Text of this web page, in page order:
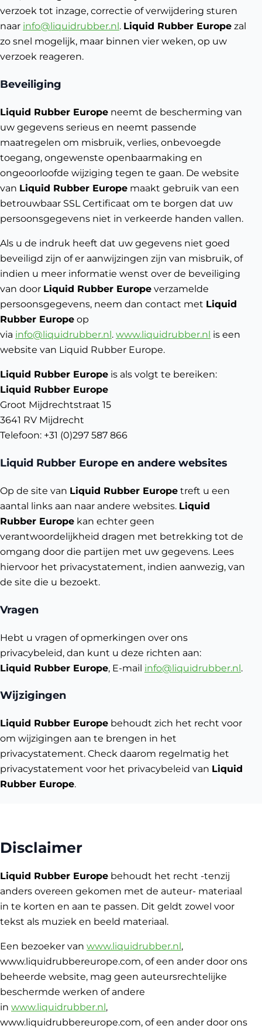
verzoek tot inzage, correctie of verwijdering sturen
naar info@liquidrubber.nl. Liquid Rubber Europe zal
zo snel mogelijk, maar binnen vier weken, op uw
verzoek reageren.
Beveiliging
Liquid Rubber Europe neemt de bescherming van
uw gegevens serieus en neemt passende
maatregelen om misbruik, verlies, onbevoegde
toegang, ongewenste openbaarmaking en
ongeoorloofde wijziging tegen te gaan. De website
van Liquid Rubber Europe maakt gebruik van een
betrouwbaar SSL Certificaat om te borgen dat uw
persoonsgegevens niet in verkeerde handen vallen.
Als u de indruk heeft dat uw gegevens niet goed
beveiligd zijn of er aanwijzingen zijn van misbruik, of
indien u meer informatie wenst over de beveiliging
van door Liquid Rubber Europe verzamelde
persoonsgegevens, neem dan contact met Liquid
Rubber Europe op
via info@liquidrubber.nl. www.liquidrubber.nl is een
website van Liquid Rubber Europe.
Liquid Rubber Europe is als volgt te bereiken:
Liquid Rubber Europe
Groot Mijdrechtstraat 15
3641 RV Mijdrecht
Telefoon: +31 (0)297 587 866
Liquid Rubber Europe en andere websites
Op de site van Liquid Rubber Europe treft u een
aantal links aan naar andere websites. Liquid
Rubber Europe kan echter geen
verantwoordelijkheid dragen met betrekking tot de
omgang door die partijen met uw gegevens. Lees
hiervoor het privacystatement, indien aanwezig, van
de site die u bezoekt.
Vragen
Hebt u vragen of opmerkingen over ons
privacybeleid, dan kunt u deze richten aan:
Liquid Rubber Europe, E-mail info@liquidrubber.nl.
Wijzigingen
Liquid Rubber Europe behoudt zich het recht voor
om wijzigingen aan te brengen in het
privacystatement. Check daarom regelmatig het
privacystatement voor het privacybeleid van Liquid
Rubber Europe.
Disclaimer
Liquid Rubber Europe behoudt het recht -tenzij
anders overeen gekomen met de auteur- materiaal
in te korten en aan te passen. Dit geldt zowel voor
tekst als muziek en beeld materiaal.
Een bezoeker van www.liquidrubber.nl,
www.liquidrubbereurope.com, of een ander door ons
beheerde website, mag geen auteursrechtelijke
beschermde werken of andere
in www.liquidrubber.nl,
www.liquidrubbereurope.com, of een ander door ons